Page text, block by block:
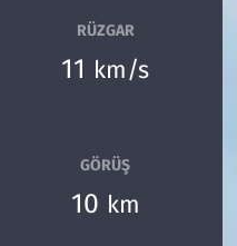
RÜZGAR
11 km/s
GÖRÜŞ
10 km